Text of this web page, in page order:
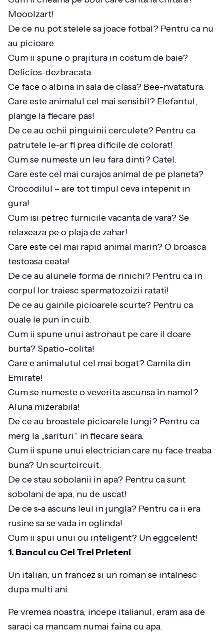
Mooolzart!
De ce nu pot stelele sa joace fotbal? Pentru ca nu
au picioare.
Cum ii spune o prajitura in costum de baie?
Delicios-dezbracata.
Ce face o albina in sala de clasa? Bee-nvatatura.
Care este animalul cel mai sensibil? Elefantul,
plange la fiecare pas!
De ce au ochii pinguinii cerculete? Pentru ca
patrutele le-ar fi prea dificile de colorat!
Cum se numeste un leu fara dinti? Catel.
Care este cel mai curajos animal de pe planeta?
Crocodilul – are tot timpul ceva intepenit in
gura!
Cum isi petrec furnicile vacanta de vara? Se
relaxeaza pe o plaja de zahar!
Care este cel mai rapid animal marin? O broasca
testoasa ceata!
De ce au alunele forma de rinichi? Pentru ca in
corpul lor traiesc spermatozoizii ratati!
De ce au gainile picioarele scurte? Pentru ca
ouale le pun in cuib.
Cum ii spune unui astronaut pe care il doare
burta? Spatio-colita!
Care e animalutul cel mai bogat? Camila din
Emirate!
Cum se numeste o veverita ascunsa in namol?
Aluna mizerabila!
De ce au broastele picioarele lungi? Pentru ca
merg la „sarituri” in fiecare seara.
Cum ii spune unui electrician care nu face treaba
buna? Un scurtcircuit.
De ce stau sobolanii in apa? Pentru ca sunt
sobolani de apa, nu de uscat!
De ce s-a ascuns leul in jungla? Pentru ca ii era
rusine sa se vada in oglinda!
Cum ii spui unui ou inteligent? Un eggcelent!
1. Bancul cu Cei Trei Prieteni
Un italian, un francez si un roman se intalnesc
dupa multi ani.
Pe vremea noastra, incepe italianul, eram asa de
saraci ca mancam numai faina cu apa.